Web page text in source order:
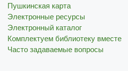
Пушкинская карта
Электронные ресурсы
Электронный каталог
Комплектуем библиотеку вместе
Часто задаваемые вопросы